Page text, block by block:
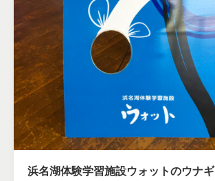
浜名湖体験学習施設ウォットのウナギ